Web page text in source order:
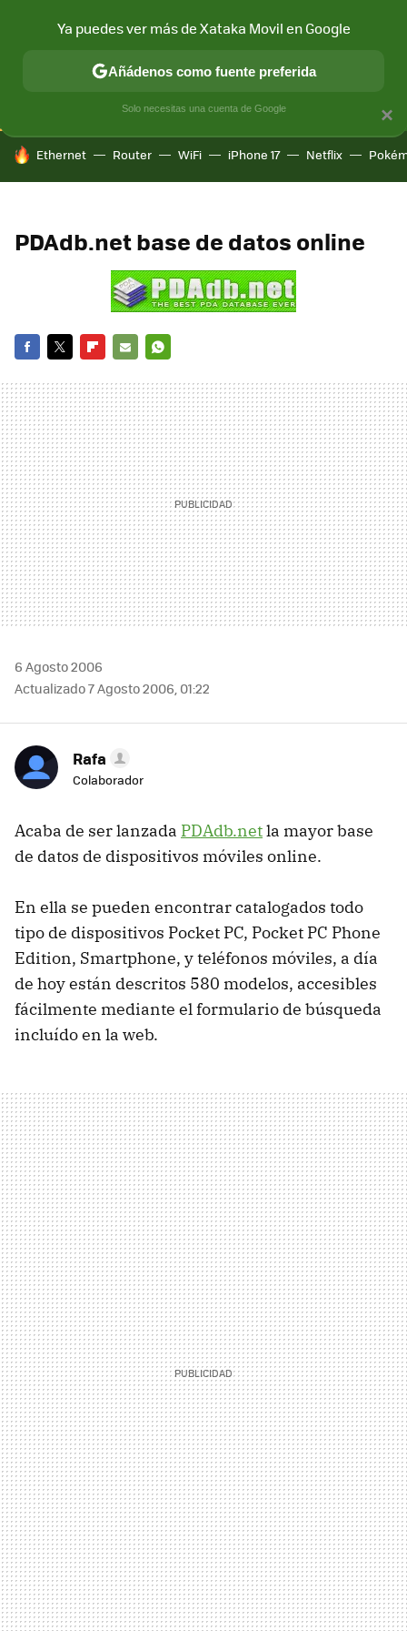
CONECTIVIDAD MÓVIL Y SOCIEDAD APLICACIONES
HOY SE HABLA DE
Ethernet Router WiFi iPhone 17 Netflix
PDAdb.net base de datos online
MAIL
6 Agosto 2006
Actualizado 7 Agosto 2006, 01:22
Rafa
Colaborador
Acaba de ser lanzada PDAdb.netla mayor base
de datos de dispositivos móviles online.
En ella se pueden encontrar catalogados todo
tipo de dispositivos Pocket PC, Pocket PC Phone
Edition, Smartphone, y teléfonos móviles, a día
de hoy están descritos 580 modelos, accesibles
fácilmente mediante el formulario de búsqueda
incluído en la web.
×
Ya puedes ver más de Xataka Movil en Google
Añádenos como fuente preferida
Solo necesitas una cuenta de Google